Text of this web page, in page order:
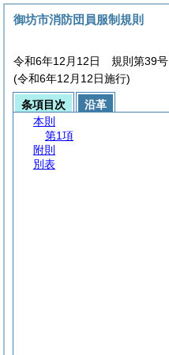
御坊市消防団員服制規則
令和6年12月12日 規則第39号
(令和6年12月12日施行)
条項目次
沿革
本則
第1項
附則
別表